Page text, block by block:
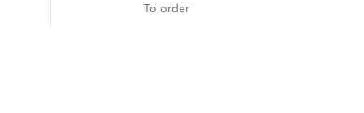
To order